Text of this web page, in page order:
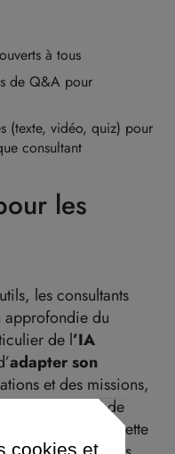
à tous
de Q&A pour
(texte, vidéo, quiz) pour
consultant
les
les consultants
approfondie du
de l’IA
adapter son
et des missions,
à la capacité de
claires en entrée. Cette
cookies et